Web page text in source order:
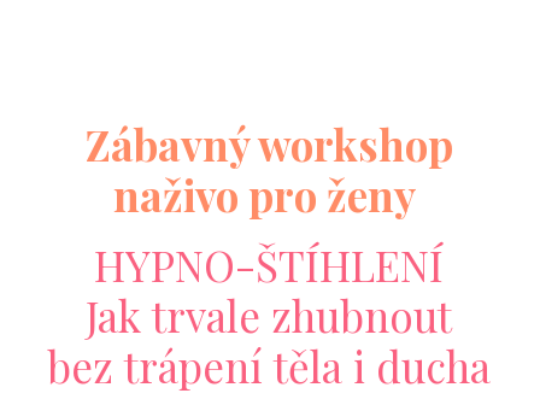
Zábavný workshop
naživo pro ženy
HYPNO-ŠTÍHLENÍ
Jak trvale zhubnout
bez trápení těla i ducha